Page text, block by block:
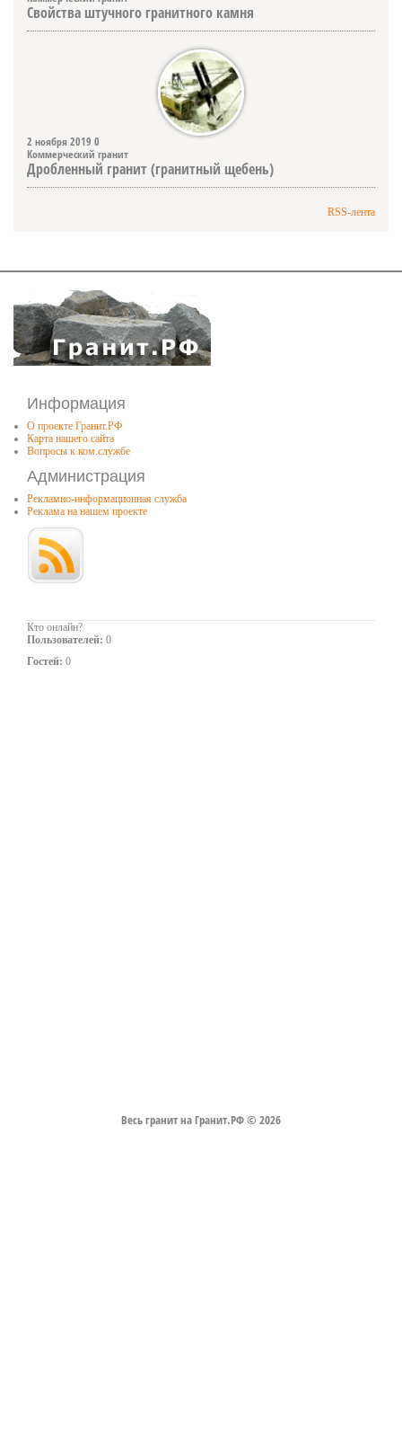
Свойства штучного гранитного камня
2 ноября 2019 0
Коммерческий гранит
Дробленный гранит (гранитный щебень)
RSS-лента
Информация
О проекте Гранит.РФ
Карта нашего сайта
Вопросы к ком.службе
Администрация
Рекламно-информационная служба
Реклама на нашем проекте
Кто онлайн?
Пользователей: 0
Гостей: 0
Весь гранит на Гранит.РФ © 2026